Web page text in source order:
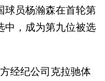
球员杨瀚森在首轮第
中，成为第九位被选
纪公司克拉驰体